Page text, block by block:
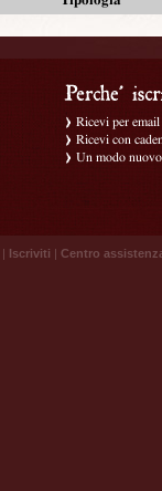
Ricevi per
Ricevi con
Un modo
| Iscriviti | Centro